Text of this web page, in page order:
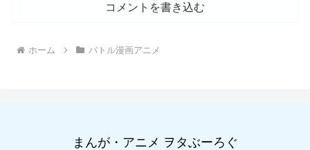
コメントを書き込む
ホーム バトル漫画アニメ
まんが・アニメ ヲタぶーろぐ